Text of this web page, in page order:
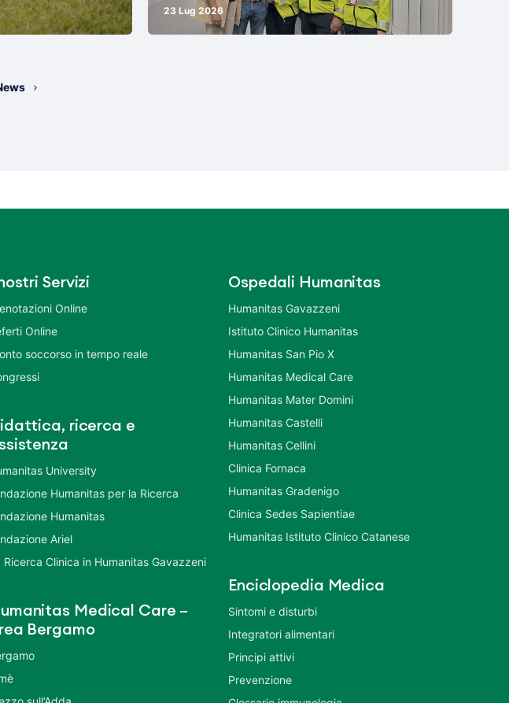
23 Lug 2026
nostri Servizi
Online
Online
soccorso in tempo reale
ricerca e
University
Humanitas per la Ricerca
Humanitas
Ariel
Ricerca Clinica in Humanitas Gavazzeni
Medical Care –
Bergamo
Ospedali Humanitas
Humanitas Gavazzeni
Istituto Clinico Humanitas
Humanitas San Pio X
Humanitas Medical Care
Humanitas Mater Domini
Humanitas Castelli
Humanitas Cellini
Clinica Fornaca
Humanitas Gradenigo
Clinica Sedes Sapientiae
Humanitas Istituto Clinico Catanese
Enciclopedia Medica
Sintomi e disturbi
Integratori alimentari
Principi attivi
Prevenzione